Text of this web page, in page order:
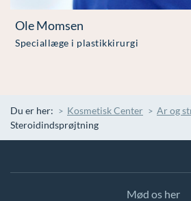
Ole Momsen
Speciallæge i plastikkirurgi
Du er her: Kosmetisk Center
Ar og
Steroidindsprøjtning
Mød os her